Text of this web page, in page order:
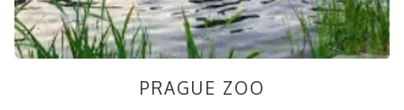
PRAGUE ZOO